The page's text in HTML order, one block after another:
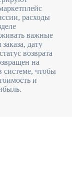
расходы
важные
дату
возврата
на
системе, чтобы
и